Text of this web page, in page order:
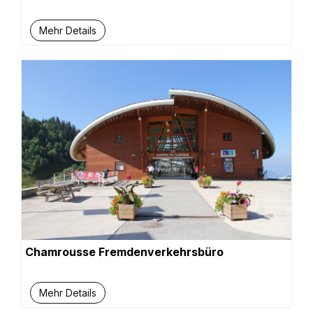
Mehr Details
Chamrousse Fremdenverkehrsbüro
Mehr Details